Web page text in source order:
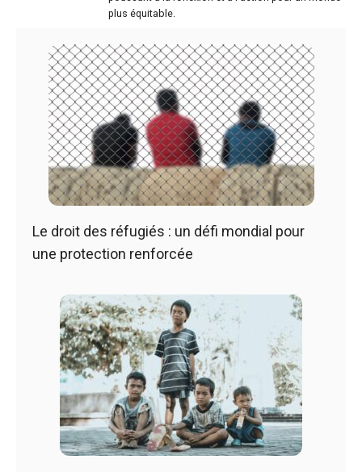
plus équitable.
Le droit des réfugiés : un défi mondial pour
une protection renforcée